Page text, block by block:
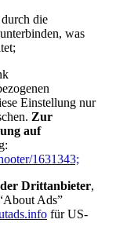
die
unterbinden, was
Einstellung nur
Zur
auf
1631343;
Drittanbieter,
Ads”
für US-